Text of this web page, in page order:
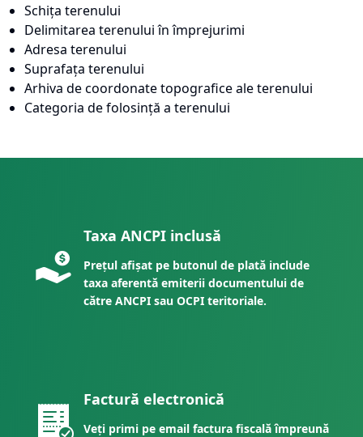
Schița terenului
Delimitarea terenului în împrejurimi
Adresa terenului
Suprafața terenului
Arhiva de coordonate topografice ale terenului
Categoria de folosință a terenului
Taxa ANCPI inclusă
Prețul afișat pe butonul de plată include
taxa aferentă emiterii documentului de
către ANCPI sau OCPI teritoriale.
Factură electronică
Veți primi pe email factura fiscală împreună